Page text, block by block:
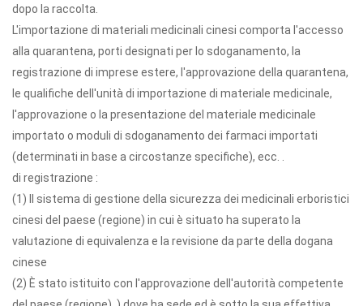
dopo la raccolta.
L'importazione di materiali medicinali cinesi comporta l'accesso
alla quarantena, porti designati per lo sdoganamento, la
registrazione di imprese estere, l'approvazione della quarantena,
le qualifiche dell'unità di importazione di materiale medicinale,
l'approvazione o la presentazione del materiale medicinale
importato o moduli di sdoganamento dei farmaci importati
(determinati in base a circostanze specifiche), ecc. .
di registrazione :
(1) Il sistema di gestione della sicurezza dei medicinali erboristici
cinesi del paese (regione) in cui è situato ha superato la
valutazione di equivalenza e la revisione da parte della dogana
cinese
(2) È stato istituito con l'approvazione dell'autorità competente